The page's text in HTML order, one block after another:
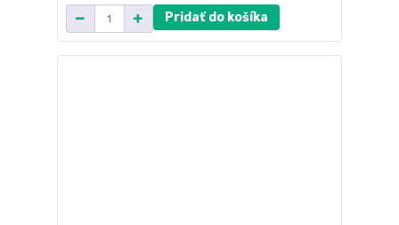
Pridať do košíka